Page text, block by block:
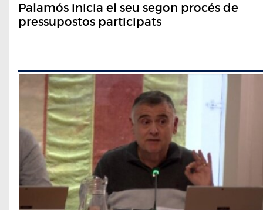
Palamós inicia el seu segon procés de
pressupostos participats